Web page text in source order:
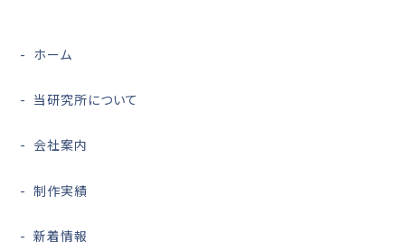
ホーム
当研究所について
会社案内
制作実績
新着情報